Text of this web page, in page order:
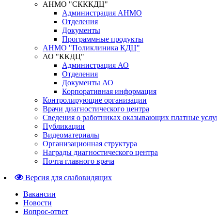
АНМО "СКККДЦ"
Администрация АНМО
Отделения
Документы
Программные продукты
АНМО "Поликлиника КДЦ"
АО "ККДЦ"
Администрация АО
Отделения
Документы АО
Корпоративная информация
Контролирующие организации
Врачи диагностического центра
Сведения о работниках оказывающих платные
Публикации
Видеоматериалы
Организационная структура
Награды диагностического центра
Почта главного врача
Версия для слабовидящих
Вакансии
Новости
Вопрос-ответ